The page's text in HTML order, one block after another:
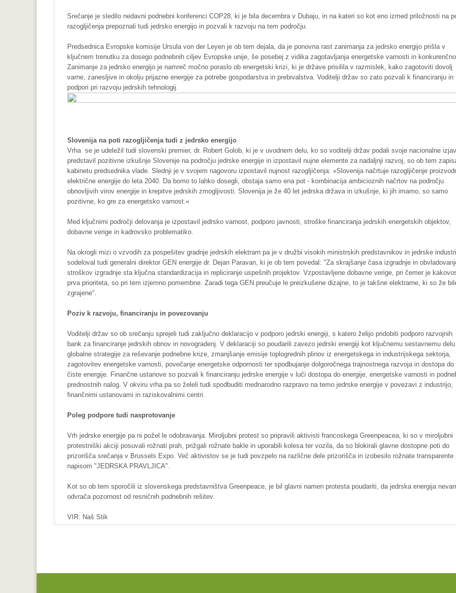
Srečanje je sledilo nedavni podnebni konferenci COP28, ki je bila decembra v Dubaju, in na kateri so kot eno izmed priložnosti na
razogljičenja prepoznali tudi jedrsko energijo in pozvali k razvoju na tem področju.
Predsednica Evropske komisije Ursula von der Leyen je ob tem dejala, da je ponovna rast zanimanja za jedrsko energijo prišla v
ključnem trenutku za dosego podnebnih ciljev Evropske unije, še posebej z vidika zagotavljanja energetske varnosti in
Zanimanje za jedrsko energijo je namreč močno poraslo ob energetski krizi, ki je države prisilila v razmislek, kako zagotoviti dovolj
varne, zanesljive in okolju prijazne energije za potrebe gospodarstva in prebivalstva. Voditelji držav so zato pozvali k financiranju in
podpori pri razvoju jedrskih tehnologij.
Slovenija na poti razogljičenja tudi z jedrsko energijo
Vrha se je udeležil tudi slovenski premier, dr. Robert Golob, ki je v uvodnem delu, ko so voditelji držav podali svoje nacionalne
predstavil pozitivne izkušnje Slovenije na področju jedrske energije in izpostavil nujne elemente za nadaljnji razvoj, so ob tem
kabinetu predsednika vlade. Slednji je v svojem nagovoru izpostavil nujnost razogljičenja: »Slovenija načrtuje razogljičenje
električne energije do leta 2040. Da bomo to lahko dosegli, obstaja samo ena pot - kombinacija ambicioznih načrtov na področju
obnovljivih virov energije in krepitve jedrskih zmogljivosti. Slovenija je že 40 let jedrska država in izkušnje, ki jih imamo, so samo
pozitivne, ko gre za energetsko varnost.«
Med ključnimi področji delovanja je izpostavil jedrsko varnost, podporo javnosti, stroške financiranja jedrskih energetskih objektov,
dobavne verige in kadrovsko problematiko.
Na okrogli mizi o vzvodih za pospešitev gradnje jedrskih elektrarn pa je v družbi visokih ministrskih predstavnikov in jedrske
sodeloval tudi generalni direktor GEN energije dr. Dejan Paravan, ki je ob tem povedal: "Za skrajšanje časa izgradnje in
stroškov izgradnje sta ključna standardizacija in repliciranje uspešnih projektov. Vzpostavljene dobavne verige, pri čemer je
prva prioriteta, so pri tem izjemno pomembne. Zaradi tega GEN preučuje le preizkušene dizajne, to je takšne elektrarne, ki so že
zgrajene".
Poziv k razvoju, financiranju in povezovanju
Voditelji držav so ob srečanju sprejeli tudi zaključno deklaracijo v podporo jedrski energiji, s katero želijo pridobiti podporo razvojnih
bank za financiranje jedrskih obnov in novogradenj. V deklaraciji so poudarili zavezo jedrski energiji kot ključnemu sestavnemu delu
globalne strategije za reševanje podnebne krize, zmanjšanje emisije toplogrednih plinov iz energetskega in industrijskega sektorja,
zagotovitev energetske varnosti, povečanje energetske odpornosti ter spodbujanje dolgoročnega trajnostnega razvoja in dostopa do
čiste energije. Finančne ustanove so pozvali k financiranju jedrske energije v luči dostopa do energije, energetske varnosti in
prednostnih nalog. V okviru vrha pa so želeli tudi spodbuditi mednarodno razpravo na temo jedrske energije v povezavi z industrijo,
finančnimi ustanovami in raziskovalnimi centri.
Poleg podpore tudi nasprotovanje
Vrh jedrske energije pa ni požel le odobravanja. Miroljubni protest so pripravili aktivisti francoskega Greenpeacea, ki so v miroljubni
protestniški akciji posuvali rožnati prah, prižgali rožnate bakle in uporabili kolesa ter vozila, da so blokirali glavne dostopne poti do
prizorišča srečanja v Brussels Expo. Več aktivistov se je tudi povzpelo na različne dele prizorišča in izobesilo rožnate transparente
napisom "JEDRSKA PRAVLJICA".
Kot so ob tem sporočili iz slovenskega predstavništva Greenpeace, je bil glavni namen protesta poudariti, da jedrska energija
odvrača pozornost od resničnih podnebnih rešitev.
VIR: Naš Stik